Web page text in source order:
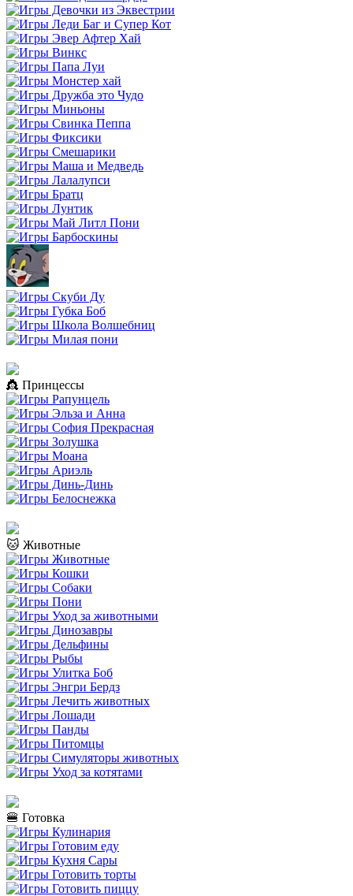
👸 Принцессы
🐱 Животные
🍔 Готовка